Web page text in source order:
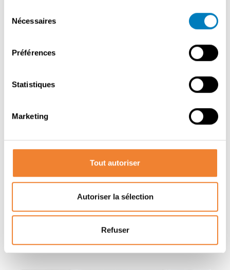
Nécessaires
Préférences
Statistiques
Marketing
Tout autoriser
Autoriser la sélection
Refuser
Autres annonces qui pourraient vous